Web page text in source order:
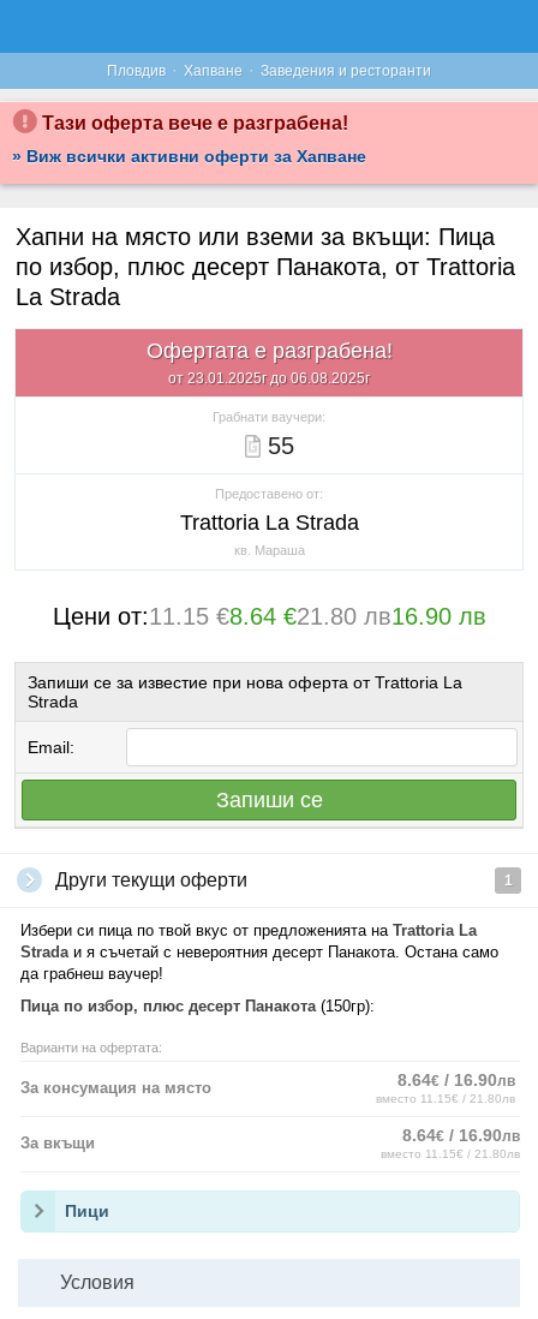
Пловдив · Хапване · Заведения и ресторанти
Тази оферта вече е разграбена!
» Виж всички активни оферти за Хапване
Хапни на място или вземи за вкъщи: Пица
по избор, плюс десерт Панакота, от Trattoria
La Strada
Офертата е разграбена!
от 23.01.2025г до 06.08.2025г
Грабнати ваучери:
55
Предоставено от:
Trattoria La Strada
кв. Мараша
Цени от:11.15 €8.64 €21.80 лв16.90 лв
Запиши се за известие при нова оферта от Trattoria La
Strada
Email:
Запиши се
Други текущи оферти 1
Избери си пица по твой вкус от предложенията на Trattoria La
Stradaи я съчетай с невероятния десерт Панакота. Остана само
да грабнеш ваучер!
Пица по избор, плюс десерт Панакота(150гр):
Варианти на офертата:
За консумация на място 8.64€ / 16.90лв
вместо 11.15€ / 21.80лв
За вкъщи 8.64€ / 16.90лв
вместо 11.15€ / 21.80лв
Пици
Условия